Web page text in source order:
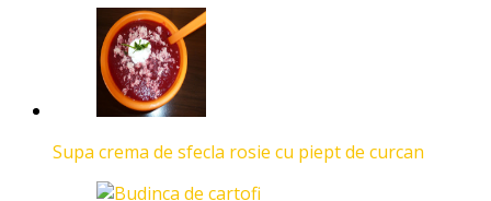
Supa crema de sfecla rosie cu piept de curcan